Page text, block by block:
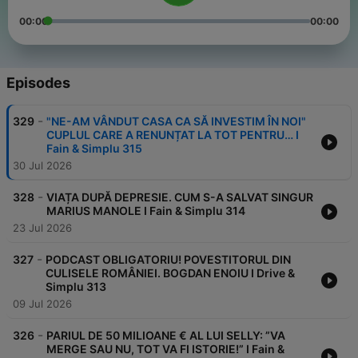
00:00 00:00
Episodes
329 - "NE-AM VÂNDUT CASA CA SĂ INVESTIM ÎN NOI"
CUPLUL CARE A RENUNȚAT LA TOT PENTRU… I
Fain & Simplu 315
30 Jul 2026
328 - VIAȚA DUPĂ DEPRESIE. CUM S-A SALVAT SINGUR
MARIUS MANOLE I Fain & Simplu 314
23 Jul 2026
327 - PODCAST OBLIGATORIU! POVESTITORUL DIN
CULISELE ROMÂNIEI. BOGDAN ENOIU I Drive &
Simplu 313
09 Jul 2026
326 - PARIUL DE 50 MILIOANE € AL LUI SELLY: ”VA
MERGE SAU NU, TOT VA FI ISTORIE!” I Fain &